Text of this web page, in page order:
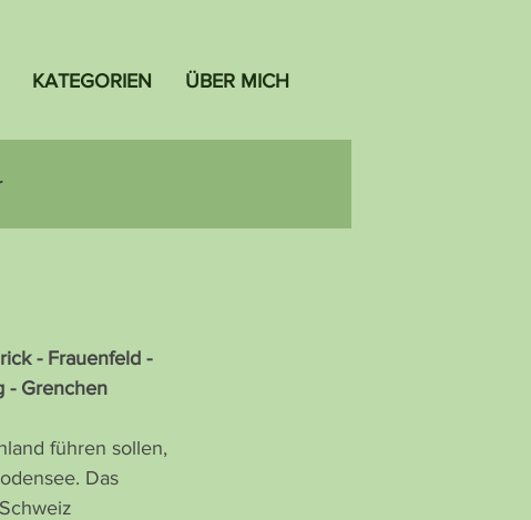
KATEGORIEN ÜBER MICH
- Frauenfeld -
- Grenchen
führen sollen,
Das